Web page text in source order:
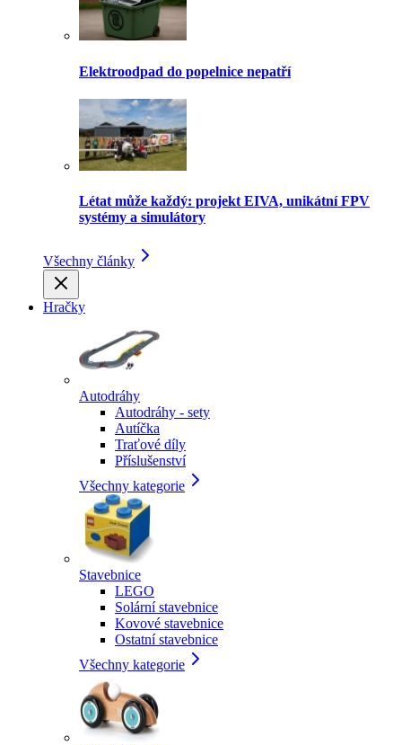
Elektroodpad do popelnice nepatří
Létat může každý: projekt EIVA, unikátní FPV
systémy a simulátory
Všechny články
Hračky
Autodráhy
Autodráhy - sety
Autíčka
Traťové díly
Příslušenství
Všechny kategorie
Stavebnice
LEGO
Solární stavebnice
Kovové stavebnice
Ostatní stavebnice
Všechny kategorie